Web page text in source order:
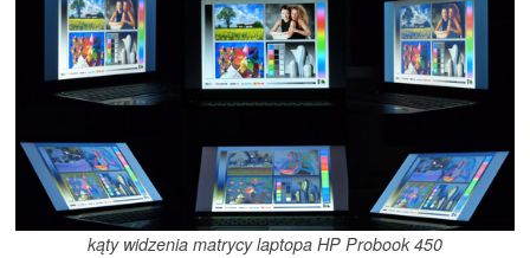
kąty widzenia matrycy laptopa HP Probook 450